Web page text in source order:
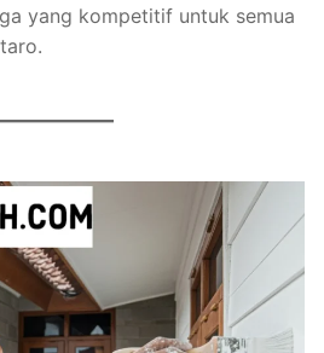
yang kompetitif untuk semua